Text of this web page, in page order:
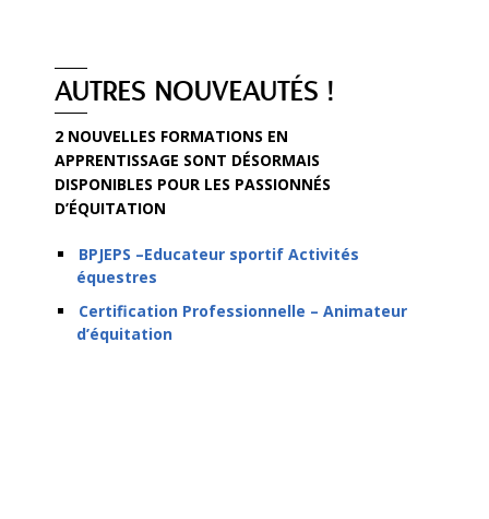
AUTRES NOUVEAUTÉS !
2 NOUVELLES FORMATIONS EN
APPRENTISSAGE SONT DÉSORMAIS
DISPONIBLES POUR LES PASSIONNÉS
D’ÉQUITATION
BPJEPS –Educateur sportif Activités
équestres
Certification Professionnelle – Animateur
d’équitation